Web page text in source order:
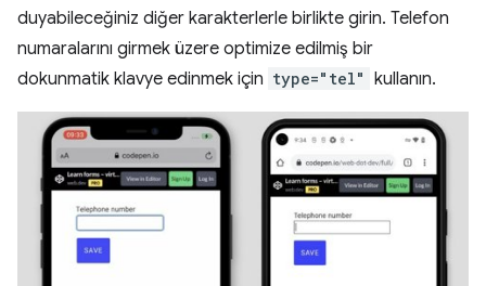
duyabileceğiniz diğer karakterlerle birlikte girin. Telefon
numaralarını girmek üzere optimize edilmiş bir
dokunmatik klavye edinmek için type="tel" kullanın.